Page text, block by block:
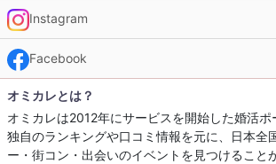
Instagram
Facebook
オミカレとは？
オミカレは2012年にサービスを開始した婚活ポ
独自のランキングや口コミ情報を元に、日本全
ー・街コン・出会いのイベントを見つけること